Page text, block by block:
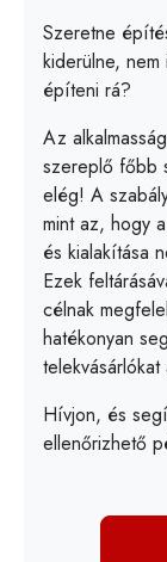
Szeretne
kiderülne,
építeni rá?
Az
szereplő főbb
elég! A
mint az, hogy
és kialakítása
Ezek
célnak
hatékonyan
Hívjon, és
ellenőrizhető